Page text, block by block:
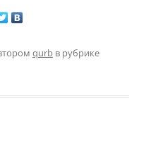
qurb в рубрике